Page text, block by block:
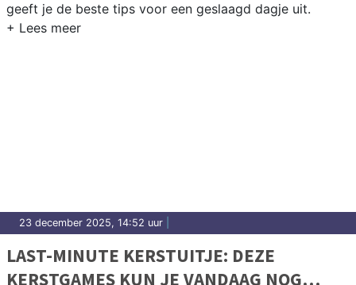
geeft je de beste tips voor een geslaagd dagje uit.
23 december 2025, 14:52 uur
LAST-MINUTE KERSTUITJE: DEZE
KERSTGAMES KUN JE VANDAAG NOG